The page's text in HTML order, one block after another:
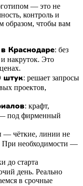
— это не
контроль и
образом, чтобы вам
Краснодаре: без
накруток. Это
штук: решает запросы
проектов,
: крафт,
под фирменный
— чёткие, линии не
При необходимости —
до старта
день. Реально
в срочные